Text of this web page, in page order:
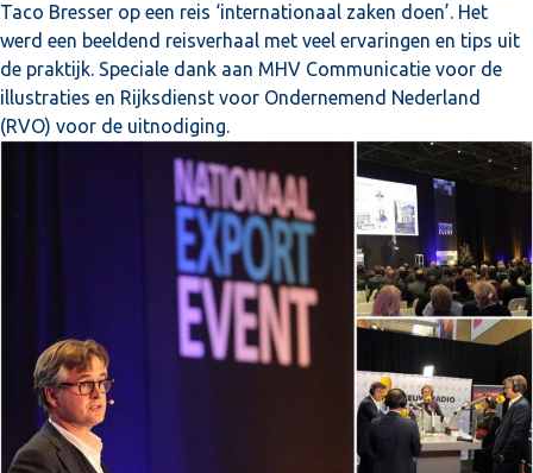
Taco Bresser op een reis ‘internationaal zaken doen’. Het
werd een beeldend reisverhaal met veel ervaringen en tips uit
de praktijk. Speciale dank aan MHV Communicatie voor de
illustraties en Rijksdienst voor Ondernemend Nederland
(RVO) voor de uitnodiging.